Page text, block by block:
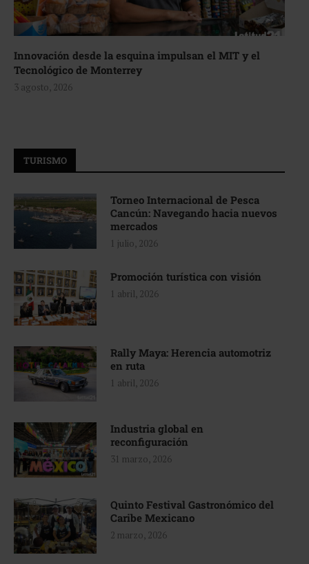
Innovación desde la esquina impulsan el MIT y el
Tecnológico de Monterrey
3 agosto, 2026
TURISMO
Torneo Internacional de Pesca
Cancún: Navegando hacia nuevos
mercados
1 julio, 2026
Promoción turística con visión
1 abril, 2026
Rally Maya: Herencia automotriz
en ruta
1 abril, 2026
Industria global en
reconfiguración
31 marzo, 2026
Quinto Festival Gastronómico del
Caribe Mexicano
2 marzo, 2026